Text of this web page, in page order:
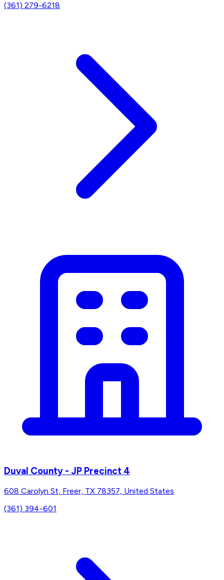
(361) 279-6218
Duval County - JP Precinct 4
608 Carolyn St, Freer, TX 78357, United States
(361) 394-601